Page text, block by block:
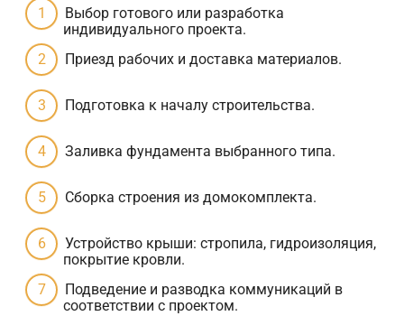
Выбор готового или разработка
индивидуального проекта.
Приезд рабочих и доставка материалов.
Подготовка к началу строительства.
Заливка фундамента выбранного типа.
Сборка строения из домокомплекта.
Устройство крыши: стропила, гидроизоляция,
покрытие кровли.
Подведение и разводка коммуникаций в
соответствии с проектом.